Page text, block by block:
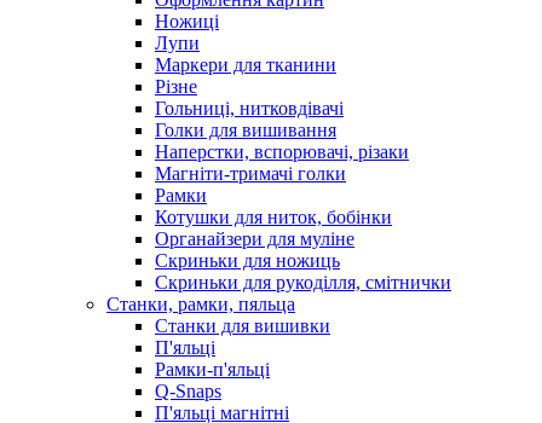
Ножиці
Лупи
Маркери для тканини
Різне
Гольниці, нитковдівачі
Голки для вишивання
Наперстки, вспорювачі, різаки
Магніти-тримачі голки
Рамки
Котушки для ниток, бобінки
Органайзери для муліне
Скриньки для ножиць
Скриньки для рукоділля, смітнички
Станки, рамки, пяльца
Станки для вишивки
П'яльці
Рамки-п'яльці
Q-Snaps
П'яльці магнітні